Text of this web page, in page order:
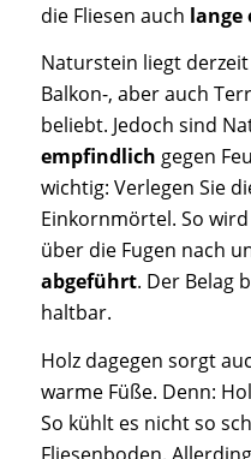
die Fliesen auch lange
Naturstein liegt
Balkon-, aber auch
beliebt. Jedoch sind
empfindlich gegen
wichtig: Verlegen Sie
Einkornmörtel. So
über die Fugen nach
abgeführt. Der Belag
haltbar.
Holz dagegen sorgt
warme Füße. Denn:
So kühlt es nicht so